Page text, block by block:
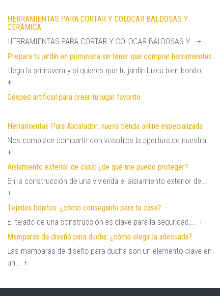
HERRAMIENTAS PARA CORTAR Y COLOCAR BALDOSAS Y
CERÁMICA
HERRAMIENTAS PARA CORTAR Y COLOCAR BALDOSAS Y... +
Prepara tu jardín en primavera sin tener que comprar herramientas
Llega la primavera y si quieres que tu jardín luzca bien bonito,...
+
Césped artificial para crear tu lugar favorito
Herramientas Para Alicatador: nueva tienda online especializada
Nos complace compartir con vosotros la apertura de nuestra...
+
Aislamiento exterior de casa: ¿de qué me puedo proteger?
En la construcción de una vivienda el aislamiento exterior de...
+
Tejados bonitos: ¿cómo conseguirlo para tu casa?
El tejado de una construcción es clave para la seguridad,... +
Mamparas de diseño para ducha: ¿cómo elegir la adecuada?
Las mamparas de diseño para ducha son un elemento clave en
un... +